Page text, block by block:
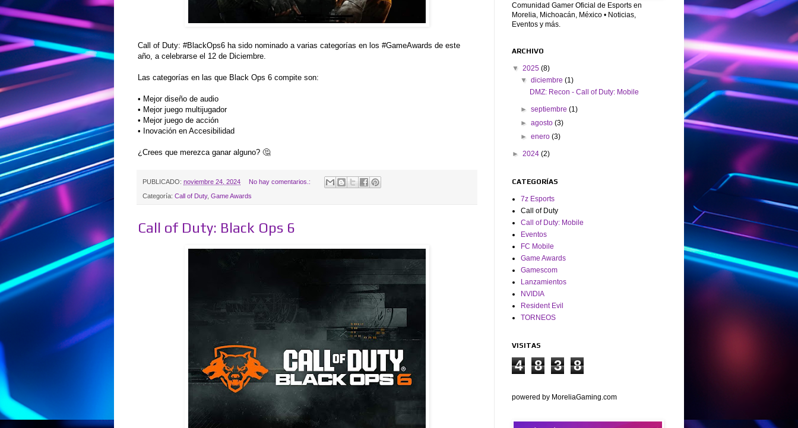
Call of Duty: #BlackOps6 ha sido nominado a varias categorías en los #GameAwards de este
año, a celebrarse el 12 de Diciembre.
Las categorías en las que Black Ops 6 compite son:
• Mejor diseño de audio
• Mejor juego multijugador
• Mejor juego de acción
• Inovación en Accesibilidad
¿Crees que merezca ganar alguno? 🤔
PUBLICADO: noviembre 24, 2024 No hay comentarios.:
Categoría: Call of Duty, Game Awards
Call of Duty: Black Ops 6
Comunidad Gamer Oficial de Esports en
Morelia, Michoacán, México • Noticias,
Eventos y más.
ARCHIVO
▼ 2025 (8)
▼diciembre(1)
DMZ: Recon - Call of Duty: Mobile
►septiembre(1)
►agosto(3)
►enero(3)
► 2024 (2)
CATEGORÍAS
7z Esports
Call of Duty
Call of Duty: Mobile
Eventos
FC Mobile
Game Awards
Gamescom
Lanzamientos
NVIDIA
Resident Evil
TORNEOS
VISITAS
4 8 3 8
powered by MoreliaGaming.com